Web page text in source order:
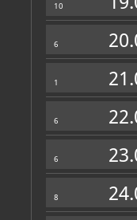
10
6
1
6
6
8